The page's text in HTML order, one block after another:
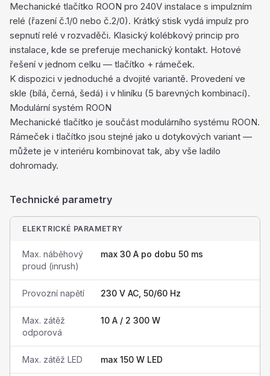
Mechanické tlačítko ROON pro 240V instalace s impulzním
relé (řazení č.1/0 nebo č.2/0). Krátký stisk vydá impulz pro
sepnutí relé v rozvaděči. Klasický kolébkový princip pro
instalace, kde se preferuje mechanický kontakt. Hotové
řešení v jednom celku — tlačítko + rámeček.
K dispozici v jednoduché a dvojité variantě. Provedení ve
skle (bílá, černá, šedá) i v hliníku (5 barevných kombinací).
Modulární systém ROON
Mechanické tlačítko je součást modulárního systému ROON.
Rámeček i tlačítko jsou stejné jako u dotykových variant —
můžete je v interiéru kombinovat tak, aby vše ladilo
dohromady.
Technické parametry
ELEKTRICKÉ PARAMETRY
Max. náběhový
proud (inrush)
max 30 A po dobu 50 ms
Provozní napětí 230 V AC, 50/60 Hz
Max. zátěž
odporová
10 A / 2 300 W
Max. zátěž LED max 150 W LED